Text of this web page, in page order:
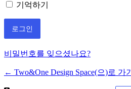
기억하기
비밀번호를 잊으셨나요?
← Two&One Design Space(으)로 가기